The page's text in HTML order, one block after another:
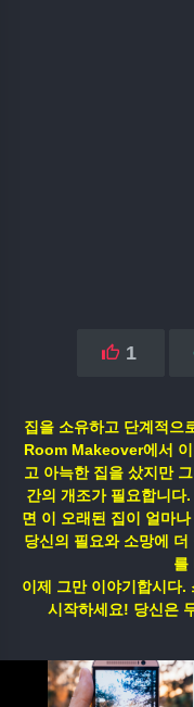
1
집을 소유하고 단계적으
Room Makeover에서
고 아늑한 집을 샀지만
간의 개조가 필요합니다
면 이 오래된 집이 얼마
당신의 필요와 소망에
를
이제 그만 이야기합시다.
시작하세요! 당신은